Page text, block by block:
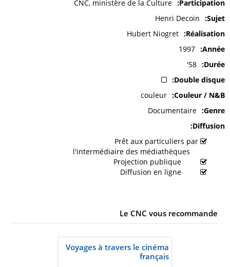
Participation
CNC, ministère de la Culture
Sujet
Henri Decoin
Réalisation
Hubert Niogret
Année
1997
Durée
58'
Double disque
Couleur / N&B
couleur
Genre
Documentaire
Diffusion
Prêt aux particuliers par
l'intermédiaire des médiathèques
Le CNC vous recommande
Voyages à travers le cinéma
français